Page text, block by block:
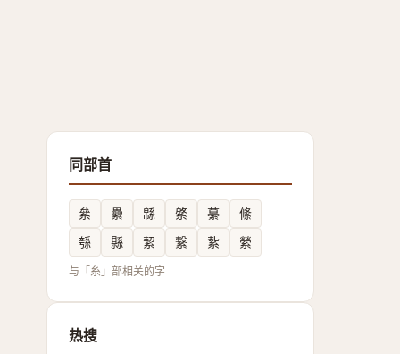
同部首
絫 纍 緜 綮 繤
絛
綔
縣 絜 繋 紥 縈
与「糸」部相关的字
热搜